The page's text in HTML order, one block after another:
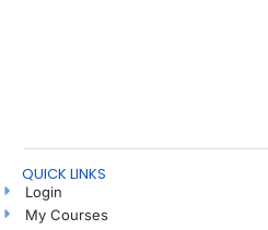
QUICK LINKS
Login
My Courses